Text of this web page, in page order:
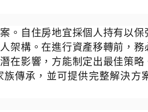
。自住房地宜採個人持有以
架構。在進行資產移轉前，
在影響，方能制定出最佳策略
傳承，並可提供完整解決方